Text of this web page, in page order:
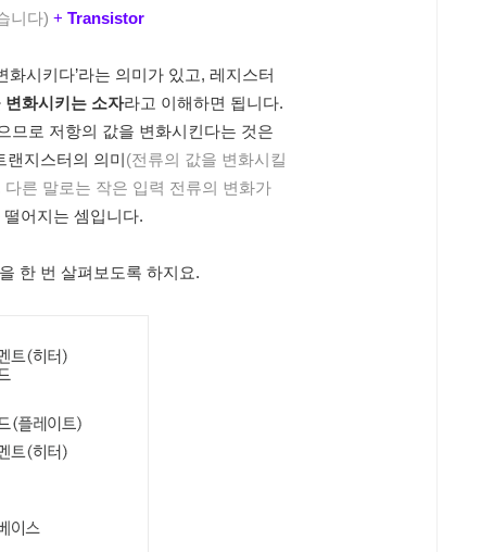
니다) + Transistor
시키다’라는 의미가 있고, 레지스터
변화시키는 소자라고 이해하면 됩니다.
므로 저항의 값을 변화시킨다는 것은
지스터의 의미 (전류의 값을 변화시킬
른 말로는 작은 입력 전류의 변화가
떨어지는 셈입니다.
을 한 번 살펴보도록 하지요.